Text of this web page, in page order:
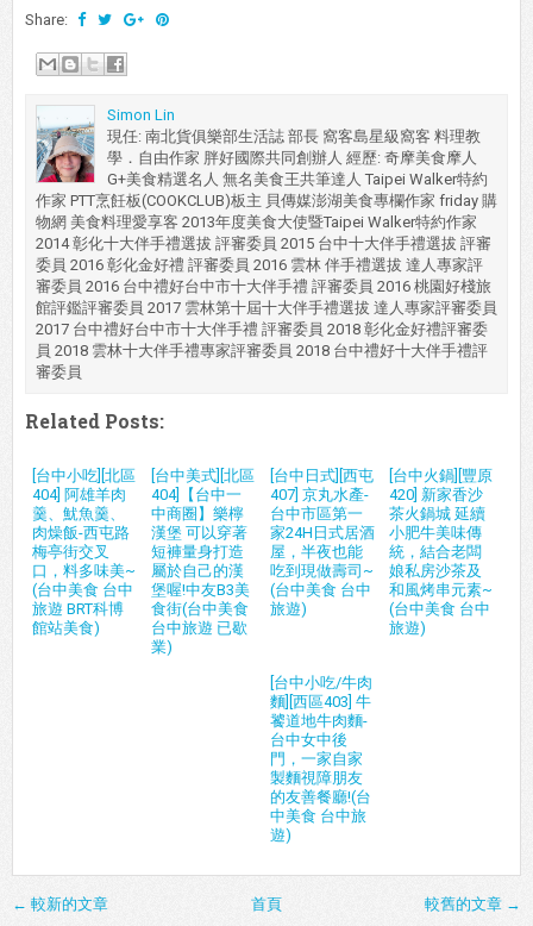
Share:
Simon Lin
現任: 南北貨俱樂部生活誌 部長 窩客島星級窩客 料理教
學．自由作家 胖好國際共同創辦人 經歷: 奇摩美食摩人
G+美食精選名人 無名美食王共筆達人 Taipei Walker特約
作家 PTT烹飪板(COOKCLUB)板主 貝傳媒澎湖美食專欄作家 friday 購
物網 美食料理愛享客 2013年度美食大使暨Taipei Walker特約作家
2014 彰化十大伴手禮選拔 評審委員 2015 台中十大伴手禮選拔 評審
委員 2016 彰化金好禮 評審委員 2016 雲林 伴手禮選拔 達人專家評
審委員 2016 台中禮好台中市十大伴手禮 評審委員 2016 桃園好棧旅
館評鑑評審委員 2017 雲林第十屆十大伴手禮選拔 達人專家評審委員
2017 台中禮好台中市十大伴手禮 評審委員 2018 彰化金好禮評審委
員 2018 雲林十大伴手禮專家評審委員 2018 台中禮好十大伴手禮評
審委員
Related Posts:
[台中小吃][北區
404] 阿雄羊肉
羹、魷魚羹、
肉燥飯-西屯路
梅亭街交叉
口，料多味美~
(台中美食 台中
旅遊 BRT科博
館站美食)
[台中美式][北區
404]【台中一
中商圈】樂檸
漢堡 可以穿著
短褲量身打造
屬於自己的漢
堡喔!中友B3美
食街(台中美食
台中旅遊 已歇
業)
[台中日式][西屯
407] 京丸水產-
台中市區第一
家24H日式居酒
屋，半夜也能
吃到現做壽司~
(台中美食 台中
旅遊)
[台中火鍋][豐原
420] 新家香沙
茶火鍋城 延續
小肥牛美味傳
統，結合老闆
娘私房沙茶及
和風烤串元素~
(台中美食 台中
旅遊)
[台中小吃/牛肉
麵][西區403] 牛
饕道地牛肉麵-
台中女中後
門，一家自家
製麵視障朋友
的友善餐廳!(台
中美食 台中旅
遊)
← 較新的文章 較舊的文章 →
首頁